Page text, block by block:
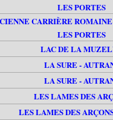
LES PORTES
CARRIÈRE
LES PORTES
LAC DE LA
LA SURE -
LA SURE -
LES LAMES DES
LES LAMES DES